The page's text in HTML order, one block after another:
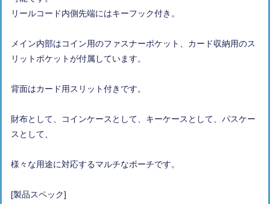
リールコード内側先端にはキーフック付き。
メイン内部はコイン用のファスナーポケット、カード収納用のス
リットポケットが付属しています。
背面はカード用スリット付きです。
財布として、コインケースとして、キーケースとして、パスケー
スとして、
様々な用途に対応するマルチなポーチです。
[製品スペック]